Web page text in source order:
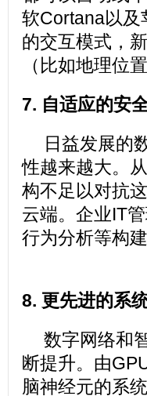
软Cortana以及
的交互模式，
（比如地理位
7. 自适应的安
日益发展的
性越来越大。
构不足以对抗
云端。企业IT
行为分析等构
8. 更先进的系
数字网络和
断提升。由
脑神经元的系